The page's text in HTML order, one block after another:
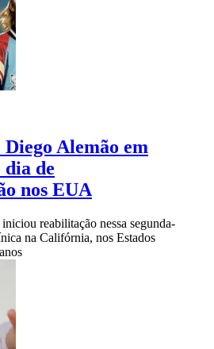
Diego Alemão em
de
nos EUA
reabilitação nessa segunda-
na Califórnia, nos Estados